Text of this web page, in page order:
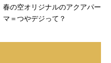
春の空オリジナルのアクアパー
マ＝つやデジって？